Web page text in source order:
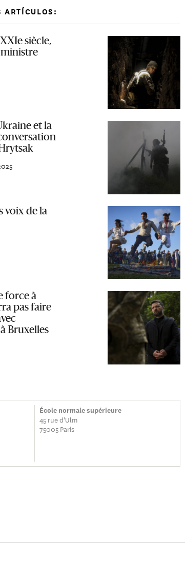
ARTÍCULOS:
siècle,
ministre
et la
voix de la
force à
pas faire
Bruxelles
École normale supérieure
45 rue d'Ulm
75005 Paris